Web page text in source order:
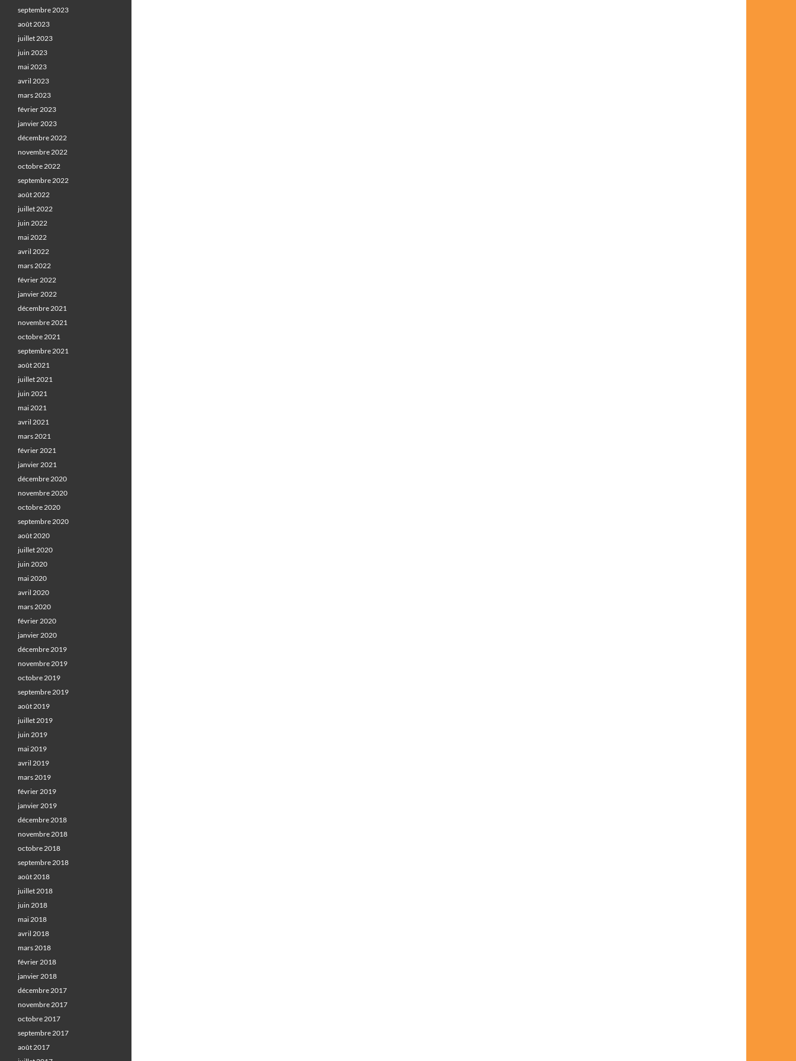
septembre 2023
août 2023
juillet 2023
juin 2023
mai 2023
avril 2023
mars 2023
février 2023
janvier 2023
décembre 2022
novembre 2022
octobre 2022
septembre 2022
août 2022
juillet 2022
juin 2022
mai 2022
avril 2022
mars 2022
février 2022
janvier 2022
décembre 2021
novembre 2021
octobre 2021
septembre 2021
août 2021
juillet 2021
juin 2021
mai 2021
avril 2021
mars 2021
février 2021
janvier 2021
décembre 2020
novembre 2020
octobre 2020
septembre 2020
août 2020
juillet 2020
juin 2020
mai 2020
avril 2020
mars 2020
février 2020
janvier 2020
décembre 2019
novembre 2019
octobre 2019
septembre 2019
août 2019
juillet 2019
juin 2019
mai 2019
avril 2019
mars 2019
février 2019
janvier 2019
décembre 2018
novembre 2018
octobre 2018
septembre 2018
août 2018
juillet 2018
juin 2018
mai 2018
avril 2018
mars 2018
février 2018
janvier 2018
décembre 2017
novembre 2017
octobre 2017
septembre 2017
août 2017